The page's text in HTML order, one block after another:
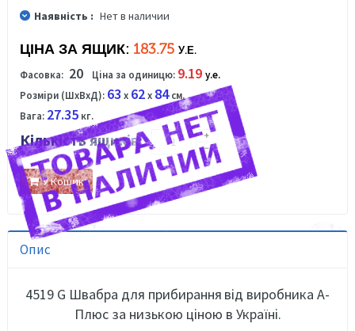
Наявність : Нет в наличии
ЦІНА ЗА ЯЩИК: 183.75 У.Е.
Фасовка: 20 Ціна за одиницю: 9.19 у.е.
Розміри (ШхВхД): 63 x 62x 84см.
Вага: 27.35 кг.
Кількість ящиків:
У Кошик
Опис
4519 G Швабра для прибирання від виробника А-
Плюс за низькою ціною в Україні.